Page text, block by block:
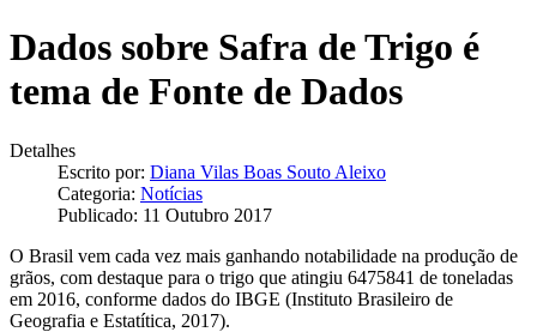
Dados sobre Safra de Trigo é
tema de Fonte de Dados
Detalhes
Escrito por: Diana Vilas Boas Souto Aleixo
Categoria: Notícias
Publicado: 11 Outubro 2017
O Brasil vem cada vez mais ganhando notabilidade na produção de
grãos, com destaque para o trigo que atingiu 6475841 de toneladas
em 2016, conforme dados do IBGE (Instituto Brasileiro de
Geografia e Estatítica, 2017).